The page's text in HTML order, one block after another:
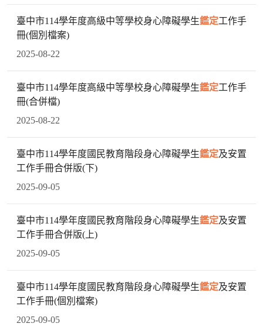
臺中市114學年度高級中等學校身心障礙學生鑑定工作手
冊(個別檔案)
2025-08-22
臺中市114學年度高級中等學校身心障礙學生鑑定工作手
冊(合併檔)
2025-08-22
臺中市114學年度國民教育階段身心障礙學生鑑定及安置
工作手冊合併版(下)
2025-09-05
臺中市114學年度國民教育階段身心障礙學生鑑定及安置
工作手冊合併版(上)
2025-09-05
臺中市114學年度國民教育階段身心障礙學生鑑定及安置
工作手冊(個別檔案)
2025-09-05